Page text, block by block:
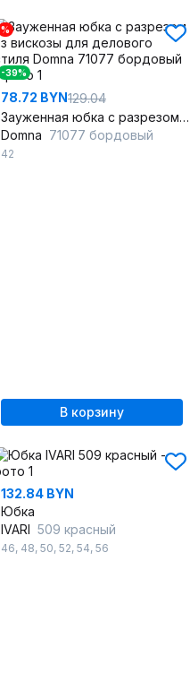
%
-39%
78.72 BYN129.04
Зауженная юбка с разрезом из вискозы для делового стиля
Domna 71077 бордовый
42
В корзину
132.84 BYN
Юбка
IVARI 509 красный
46, 48, 50, 52, 54, 56